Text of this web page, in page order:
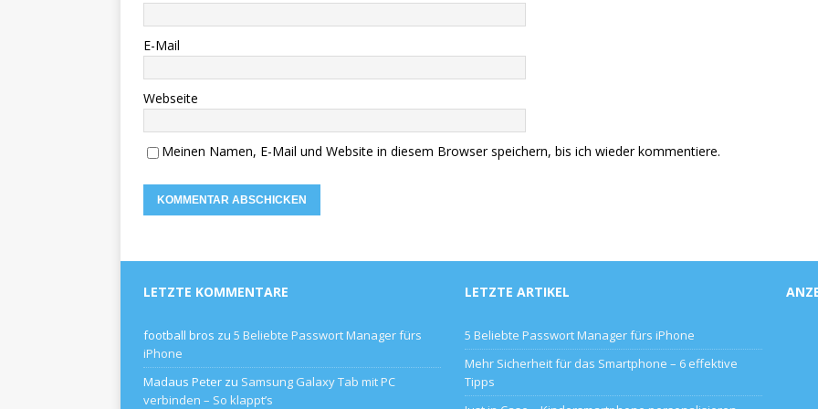
E-Mail
Webseite
Meinen Namen, E-Mail und Website in diesem Browser speichern, bis ich wieder kommentiere.
LETZTE KOMMENTARE
football bros zu 5 Beliebte Passwort Manager fürs
iPhone
Madaus Peter zu Samsung Galaxy Tab mit PC
verbinden – So klappt’s
LETZTE ARTIKEL
5 Beliebte Passwort Manager fürs iPhone
Mehr Sicherheit für das Smartphone – 6 effektive
Tipps